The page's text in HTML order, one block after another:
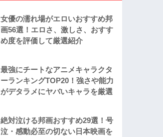
女優の濡れ場がエロいおすすめ邦
画56選！エロさ、激しさ、おすす
め度を評価して厳選紹介
最強にチートなアニメキャラクタ
ーランキングTOP20！強さや能力
がデタラメにヤバいキャラを厳選
絶対泣ける邦画おすすめ29選！号
泣・感動必至の切ない日本映画を